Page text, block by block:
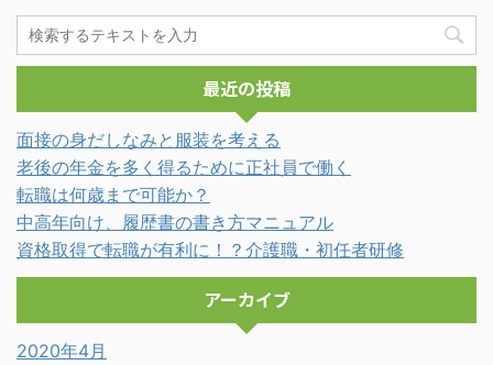
最近の投稿
面接の身だしなみと服装を考える
老後の年金を多く得るために正社員で働く
転職は何歳まで可能か？
中高年向け、履歴書の書き方マニュアル
資格取得で転職が有利に！？介護職・初任者研修
アーカイブ
2020年4月